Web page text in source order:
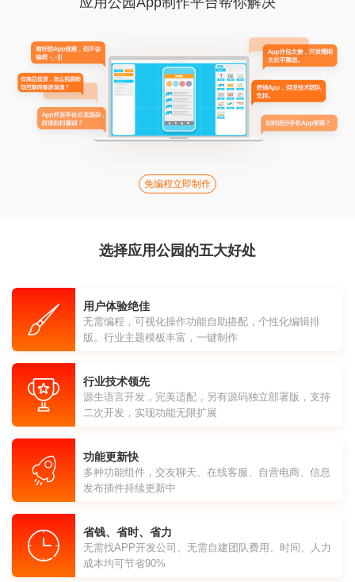
免编程立即制作
选择应用公园的五大好处
用户体验绝佳
无需编程，可视化操作功能自助搭配，个性化编辑排
版。行业主题模板丰富，一键制作
行业技术领先
源生语言开发，完美适配，另有源码独立部署版，支持
二次开发，实现功能无限扩展
功能更新快
多种功能组件，交友聊天、在线客服、自营电商、信息
发布插件持续更新中
省钱、省时、省力
无需找APP开发公司、无需自建团队费用、时间、人力
成本均可节省90%